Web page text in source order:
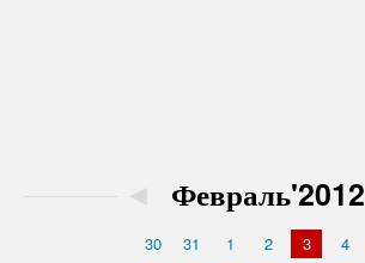
◄ Февраль'2012
30 31 1 2 3 4